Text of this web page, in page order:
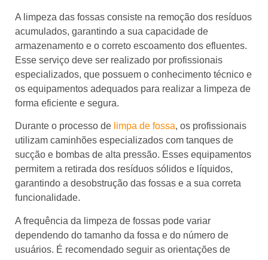
A limpeza das fossas consiste na remoção dos resíduos
acumulados, garantindo a sua capacidade de
armazenamento e o correto escoamento dos efluentes.
Esse serviço deve ser realizado por profissionais
especializados, que possuem o conhecimento técnico e
os equipamentos adequados para realizar a limpeza de
forma eficiente e segura.
Durante o processo de limpa de fossa, os profissionais
utilizam caminhões especializados com tanques de
sucção e bombas de alta pressão. Esses equipamentos
permitem a retirada dos resíduos sólidos e líquidos,
garantindo a desobstrução das fossas e a sua correta
funcionalidade.
A frequência da limpeza de fossas pode variar
dependendo do tamanho da fossa e do número de
usuários. É recomendado seguir as orientações de